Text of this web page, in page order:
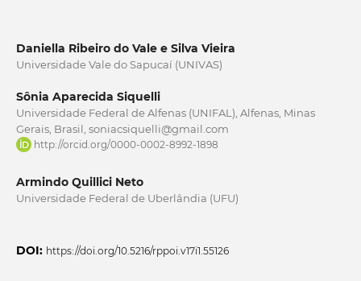
Daniella Ribeiro do Vale e Silva Vieira
Universidade Vale do Sapucaí (UNIVAS)
Sônia Aparecida Siquelli
Universidade Federal de Alfenas (UNIFAL), Alfenas, Minas
Gerais, Brasil, soniacsiquelli@gmail.com
http://orcid.org/0000-0002-8992-1898
Armindo Quillici Neto
Universidade Federal de Uberlândia (UFU)
DOI: https://doi.org/10.5216/rppoi.v17i1.55126